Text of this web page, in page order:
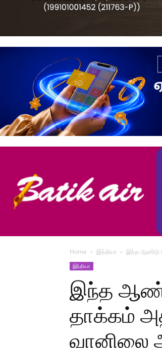
Home இந்தியா இந்த ஆண்டு
இந்தியா
இந்த
தாக்கம்
வானிலை